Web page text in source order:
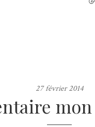
27 février 2014
mon